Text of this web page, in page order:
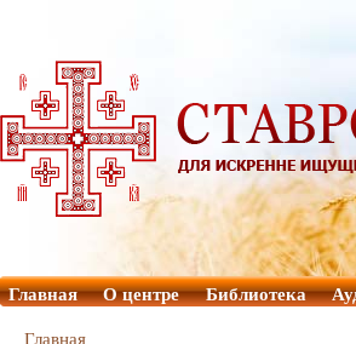
Главная О центре Библиотека
Главная